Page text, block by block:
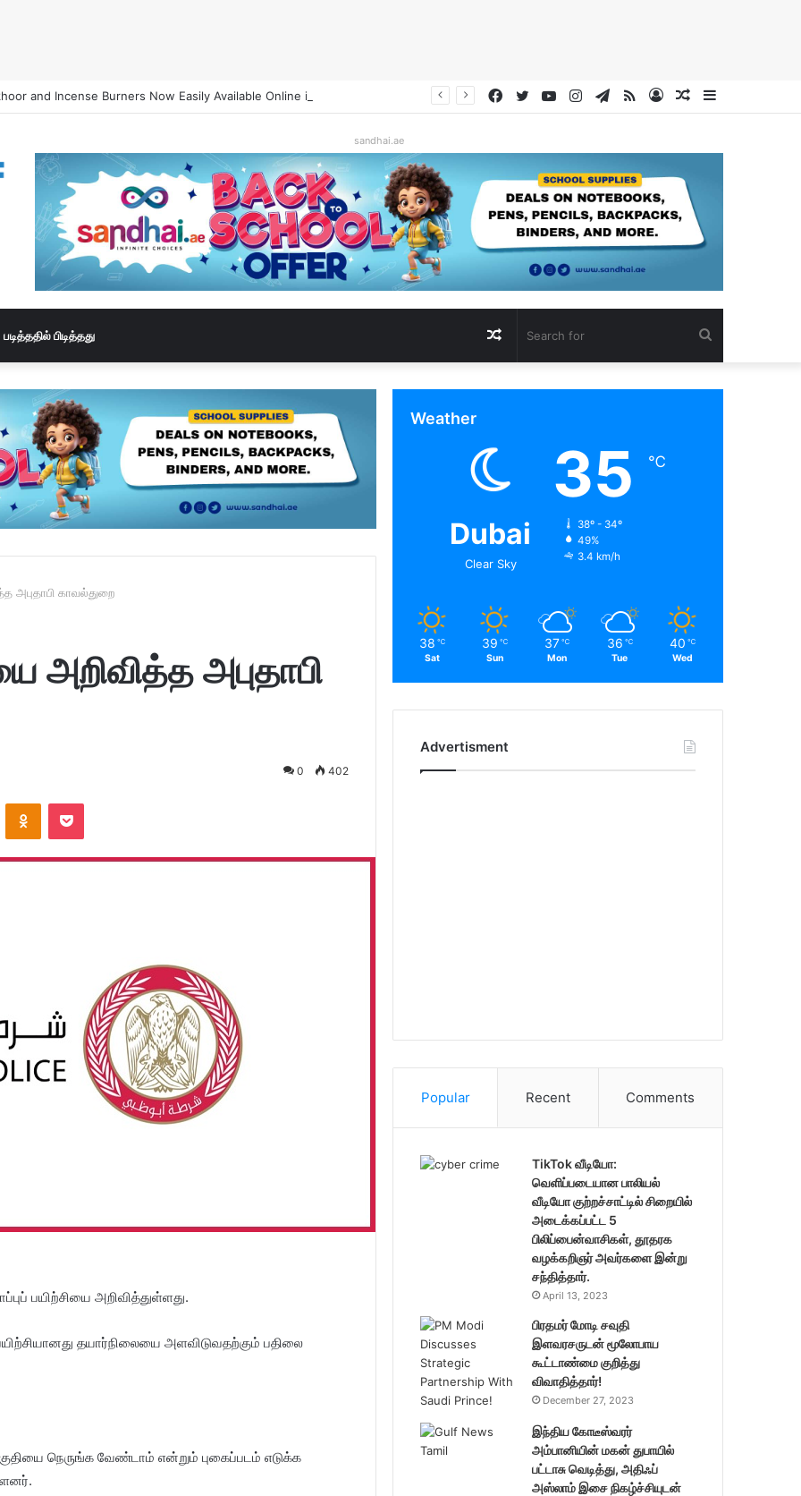
and Incense Burners Now Easily Available Online in UAE
Random
Log
RSS
Telegram
Instagram
YouTube
Twitter
Facebook
sandhai.ae
படித்ததில் பிடித்தது
for
Random
Article
அபுதாபி காவல்துறை
அறிவித்த அபுதாபி
0 402
பயிற்சியை அறிவித்துள்ளது.
தயார்நிலையை அளவிடுவதற்கும் பதிலை
நெருங்க வேண்டாம் என்றும் புகைப்படம் எடுக்க
Weather
Dubai
Clear Sky
35 ℃
38º - 34º
49%
3.4 km/h
38 ℃
Sat
39 ℃
Sun
37 ℃
Mon
36 ℃
Tue
40 ℃
Wed
Advertisment
Popular Recent Comments
TikTok வீடியோ:
வெளிப்படையான பாலியல்
வீடியோ குற்றச்சாட்டில் சிறையில்
அடைக்கப்பட்ட 5
பிலிப்பைன்வாசிகள், தூதரக
வழக்கறிஞர் அவர்களை இன்று
சந்தித்தார்.
April 13, 2023
பிரதமர் மோடி சவுதி
இளவரசருடன் மூலோபாய
கூட்டாண்மை குறித்து
விவாதித்தார்!
December 27, 2023
இந்திய கோடீஸ்வரர்
அம்பானியின் மகன் துபாயில்
பட்டாசு வெடித்து, அதிஃப்
அஸ்லாம் இசை நிகழ்ச்சியுடன்